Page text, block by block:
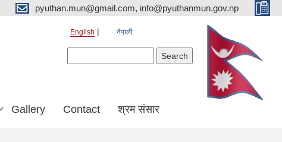
pyuthan.mun@gmail.com, info@pyuthanmun.gov.np
English नेपाली
Gallery Contact श्रम संसार